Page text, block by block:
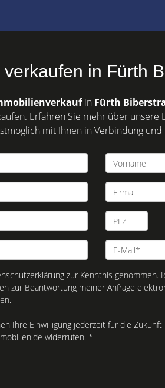
in Fürth
in Fürth
Erfahren Sie mehr über unsere
mit Ihnen in Verbindung
zur Kenntnis genommen.
zur Beantwortung meiner Anfrage
Ihre Einwilligung jederzeit für die Zukunft
widerrufen. *